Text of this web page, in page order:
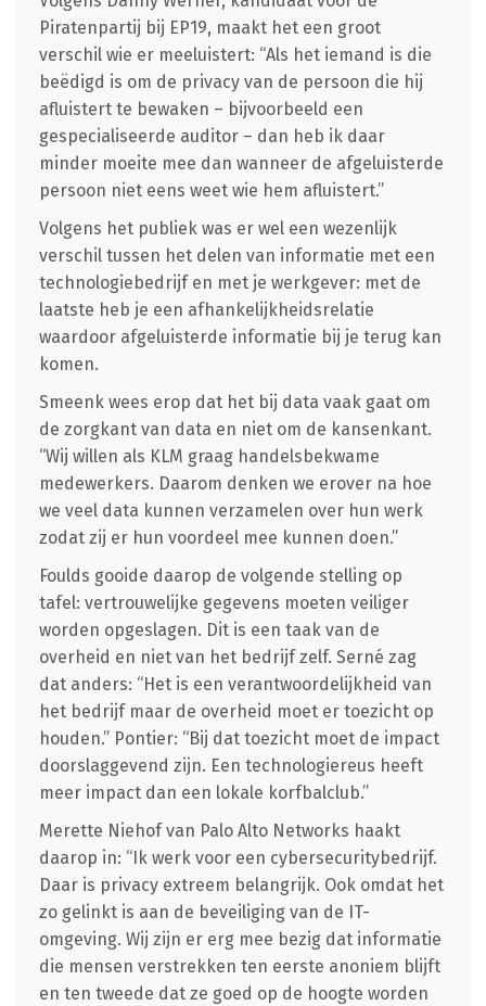
Piratenpartij bij EP19, maakt het een groot
verschil wie er meeluistert: “Als het iemand is die
beëdigd is om de privacy van de persoon die hij
afluistert te bewaken – bijvoorbeeld een
gespecialiseerde auditor – dan heb ik daar
minder moeite mee dan wanneer de afgeluisterde
persoon niet eens weet wie hem afluistert.”
Volgens het publiek was er wel een wezenlijk
verschil tussen het delen van informatie met een
technologiebedrijf en met je werkgever: met de
laatste heb je een afhankelijkheidsrelatie
waardoor afgeluisterde informatie bij je terug kan
komen.
Smeenk wees erop dat het bij data vaak gaat om
de zorgkant van data en niet om de kansenkant.
“Wij willen als KLM graag handelsbekwame
medewerkers. Daarom denken we erover na hoe
we veel data kunnen verzamelen over hun werk
zodat zij er hun voordeel mee kunnen doen.”
Foulds gooide daarop de volgende stelling op
tafel: vertrouwelijke gegevens moeten veiliger
worden opgeslagen. Dit is een taak van de
overheid en niet van het bedrijf zelf. Serné zag
dat anders: “Het is een verantwoordelijkheid van
het bedrijf maar de overheid moet er toezicht op
houden.” Pontier: “Bij dat toezicht moet de impact
doorslaggevend zijn. Een technologiereus heeft
meer impact dan een lokale korfbalclub.”
Merette Niehof van Palo Alto Networks haakt
daarop in: “Ik werk voor een cybersecuritybedrijf.
Daar is privacy extreem belangrijk. Ook omdat het
zo gelinkt is aan de beveiliging van de IT-
omgeving. Wij zijn er erg mee bezig dat informatie
die mensen verstrekken ten eerste anoniem blijft
en ten tweede dat ze goed op de hoogte worden